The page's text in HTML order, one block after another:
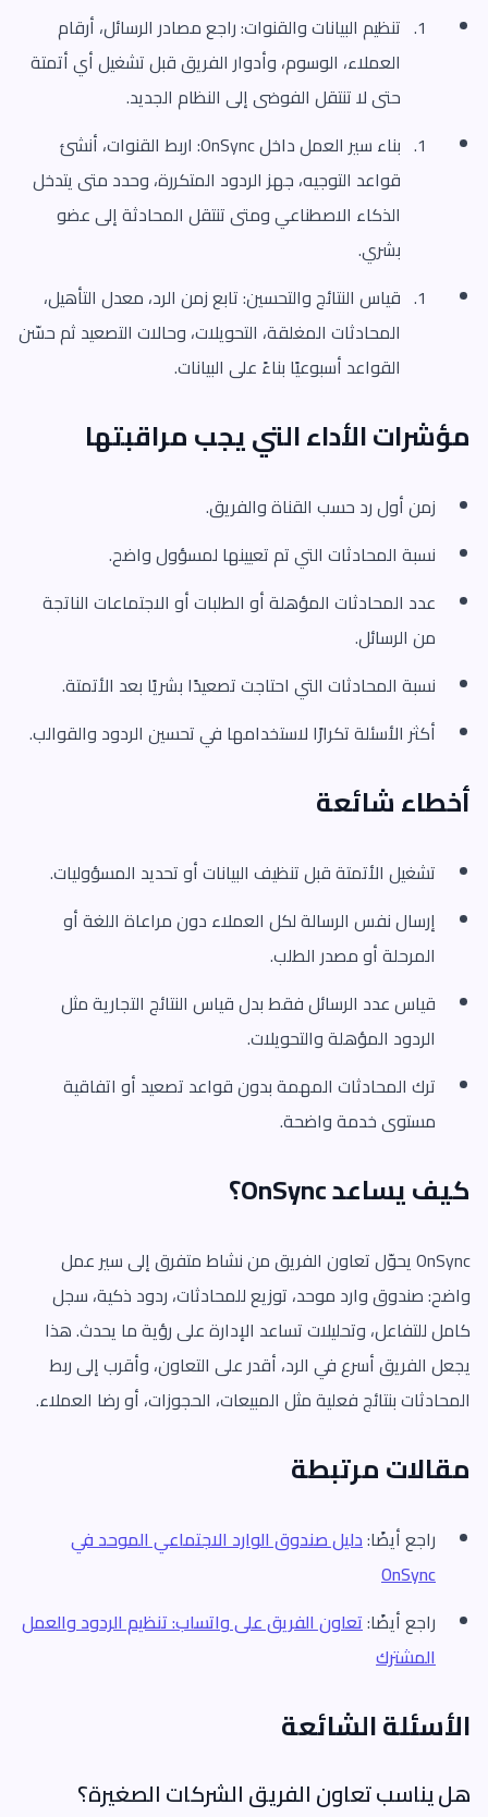
تنظيم البيانات والقنوات: راجع مصادر الرسائل، أرقام
العملاء، الوسوم، وأدوار الفريق قبل تشغيل أي أتمتة
حتى لا تنتقل الفوضى إلى النظام الجديد.
بناء سير العمل داخل OnSync: اربط القنوات، أنشئ
قواعد التوجيه، جهز الردود المتكررة، وحدد متى يتدخل
الذكاء الاصطناعي ومتى تنتقل المحادثة إلى عضو
بشري.
قياس النتائج والتحسين: تابع زمن الرد، معدل التأهيل،
المحادثات المغلقة، التحويلات، وحالات التصعيد ثم حسّن
القواعد أسبوعيًا بناءً على البيانات.
مؤشرات الأداء التي يجب مراقبتها
زمن أول رد حسب القناة والفريق.
نسبة المحادثات التي تم تعيينها لمسؤول واضح.
عدد المحادثات المؤهلة أو الطلبات أو الاجتماعات الناتجة
من الرسائل.
نسبة المحادثات التي احتاجت تصعيدًا بشريًا بعد الأتمتة.
أكثر الأسئلة تكرارًا لاستخدامها في تحسين الردود والقوالب.
أخطاء شائعة
تشغيل الأتمتة قبل تنظيف البيانات أو تحديد المسؤوليات.
إرسال نفس الرسالة لكل العملاء دون مراعاة اللغة أو
المرحلة أو مصدر الطلب.
قياس عدد الرسائل فقط بدل قياس النتائج التجارية مثل
الردود المؤهلة والتحويلات.
ترك المحادثات المهمة بدون قواعد تصعيد أو اتفاقية
مستوى خدمة واضحة.
كيف يساعد OnSync؟
OnSync يحوّل تعاون الفريق من نشاط متفرق إلى سير عمل
واضح: صندوق وارد موحد، توزيع للمحادثات، ردود ذكية، سجل
كامل للتفاعل، وتحليلات تساعد الإدارة على رؤية ما يحدث. هذا
يجعل الفريق أسرع في الرد، أقدر على التعاون، وأقرب إلى ربط
المحادثات بنتائج فعلية مثل المبيعات، الحجوزات، أو رضا العملاء.
مقالات مرتبطة
راجع أيضًا:دليل صندوق الوارد الاجتماعي الموحد في
OnSync
راجع أيضًا:تعاون الفريق على واتساب: تنظيم الردود والعمل
المشترك
الأسئلة الشائعة
هل يناسب تعاون الفريق الشركات الصغيرة؟